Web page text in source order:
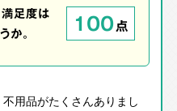
足度は
か。
100点
用品がたくさんありまし